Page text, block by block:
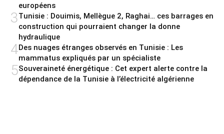
européens
3Tunisie : Douimis, Mellègue 2, Raghai… ces barrages en
construction qui pourraient changer la donne
hydraulique
4Des nuages étranges observés en Tunisie : Les
mammatus expliqués par un spécialiste
5Souveraineté énergétique : Cet expert alerte contre la
dépendance de la Tunisie à l’électricité algérienne